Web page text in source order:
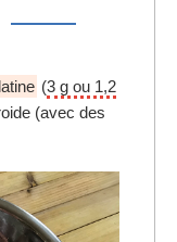
(3 g ou 1,2
(avec des